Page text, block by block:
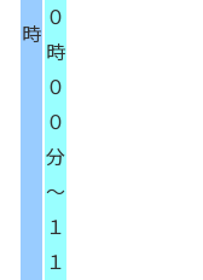
時
０
時
０
０
分
～
１
１